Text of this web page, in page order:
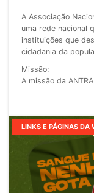
A Associação
uma rede nacional
instituições que
cidadania da
Missão:
A missão da
LINKS E PÁGINAS DA